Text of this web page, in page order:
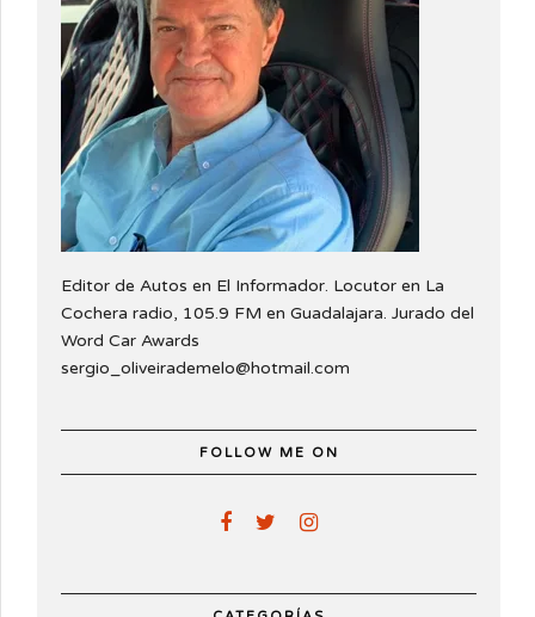
Editor de Autos en El Informador. Locutor en La
Cochera radio, 105.9 FM en Guadalajara. Jurado del
Word Car Awards
sergio_oliveirademelo@hotmail.com
FOLLOW ME ON